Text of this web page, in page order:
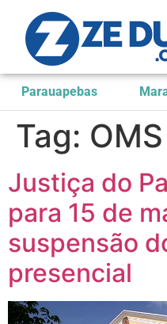
Parauapebas
Tag: OMS
Justiça do
para 15 de
suspensão
presencial